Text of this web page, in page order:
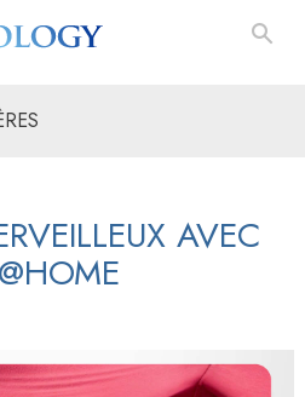
AVEC